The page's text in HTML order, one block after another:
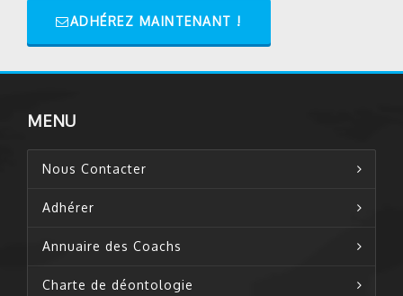
ADHÉREZ MAINTENANT !
MENU
Nous Contacter
Adhérer
Annuaire des Coachs
Charte de déontologie